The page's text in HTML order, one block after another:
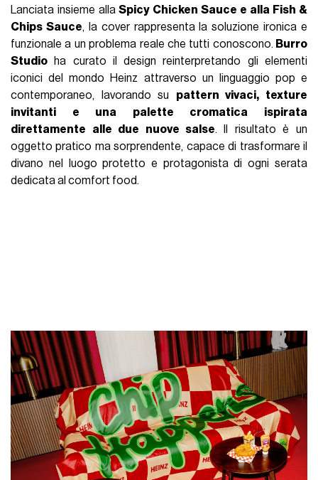
Lanciata insieme alla Spicy Chicken Sauce e alla Fish &
Chips Sauce, la cover rappresenta la soluzione ironica e
funzionale a un problema reale che tutti conoscono. Burro
Studio ha curato il design reinterpretando gli elementi
iconici del mondo Heinz attraverso un linguaggio pop e
contemporaneo, lavorando su pattern vivaci, texture
invitanti e una palette cromatica ispirata
direttamente alle due nuove salse. Il risultato è un
oggetto pratico ma sorprendente, capace di trasformare il
divano nel luogo protetto e protagonista di ogni serata
dedicata al comfort food.